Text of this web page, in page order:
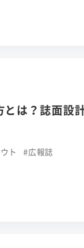
とは？誌面設
ト
#広報誌